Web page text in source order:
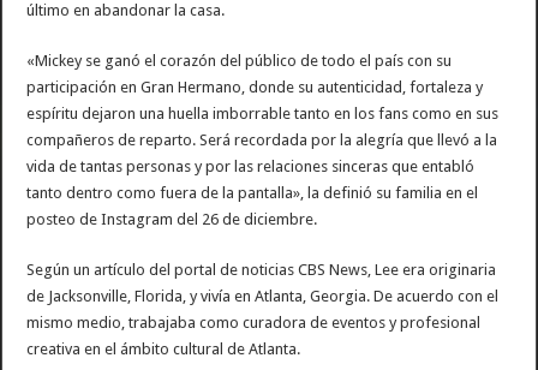
último en abandonar la casa.
«Mickey se ganó el corazón del público de todo el país con su
participación en Gran Hermano, donde su autenticidad, fortaleza y
espíritu dejaron una huella imborrable tanto en los fans como en sus
compañeros de reparto. Será recordada por la alegría que llevó a la
vida de tantas personas y por las relaciones sinceras que entabló
tanto dentro como fuera de la pantalla», la definió su familia en el
posteo de Instagram del 26 de diciembre.
Según un artículo del portal de noticias CBS News, Lee era originaria
de Jacksonville, Florida, y vivía en Atlanta, Georgia. De acuerdo con el
mismo medio, trabajaba como curadora de eventos y profesional
creativa en el ámbito cultural de Atlanta.